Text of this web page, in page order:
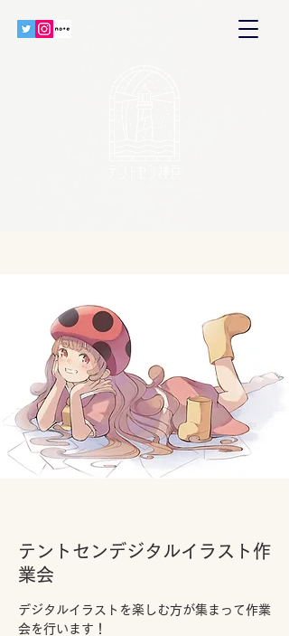
テントセンデジタルイラスト作
業会
デジタルイラストを楽しむ方が集まって作業
会を行います！